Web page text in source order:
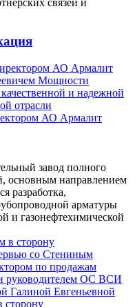
АО Армалит
завод полного
основным направлением
разработка,
арматуры
и газонефтехимической
сторону